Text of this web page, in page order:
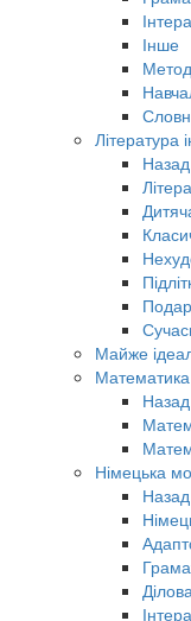
Інше
Назад
Майже
Математика
Назад
Німецька
Назад